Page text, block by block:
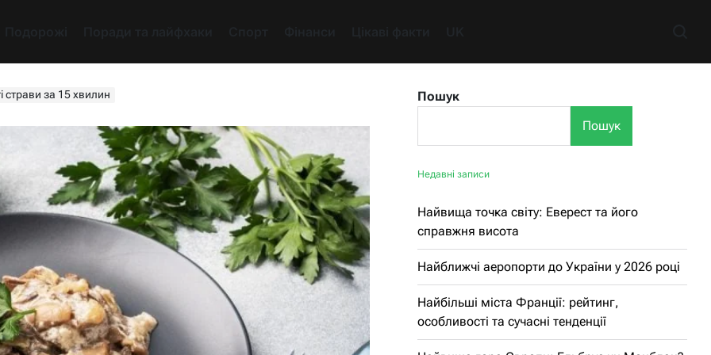
страви за 15 хвилин
Пошук
Пошук
Недавні записи
Найвища точка світу: Еверест та його
справжня висота
Найближчі аеропорти до України у 2026 році
Найбільші міста Франції: рейтинг,
особливості та сучасні тенденції